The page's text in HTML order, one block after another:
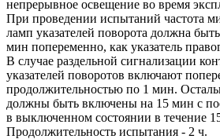
непрерывное освещение во время
При проведении испытаний частота
ламп указателей поворота должна
мин попеременно, как указатель
В случае раздельной сигнализации
указателей поворотов включают
продолжительностью по 1 мин.
должны быть включены на 15 мин с
в выключенном состоянии в течение
Продолжительность испытания - 2 ч.